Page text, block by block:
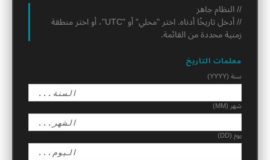
// النظام جاهز
// أدخل تاريخًا أدناه. اختر "محلي" أو "UTC"، أو اختر منطقة
زمنية محددة من القائمة.
معلمات التاريخ
سنة (YYYY)
شهر (MM)
يوم (DD)